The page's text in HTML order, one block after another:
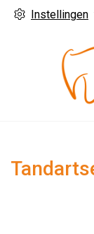
Instellingen